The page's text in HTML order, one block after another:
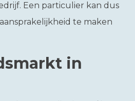
Een particulier kan dus
te maken
in